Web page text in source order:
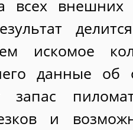
всех внешних
искомое
данные об
запас
и